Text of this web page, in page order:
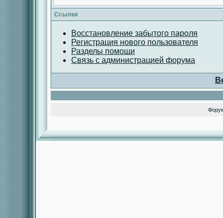
Ссылки
Восстановление забытого пароля
Регистрация нового пользователя
Разделы помощи
Связь с администрацией форума